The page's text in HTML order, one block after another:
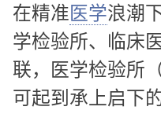
在精准医学浪潮
学检验所、临床
联，医学检验所
可起到承上启下